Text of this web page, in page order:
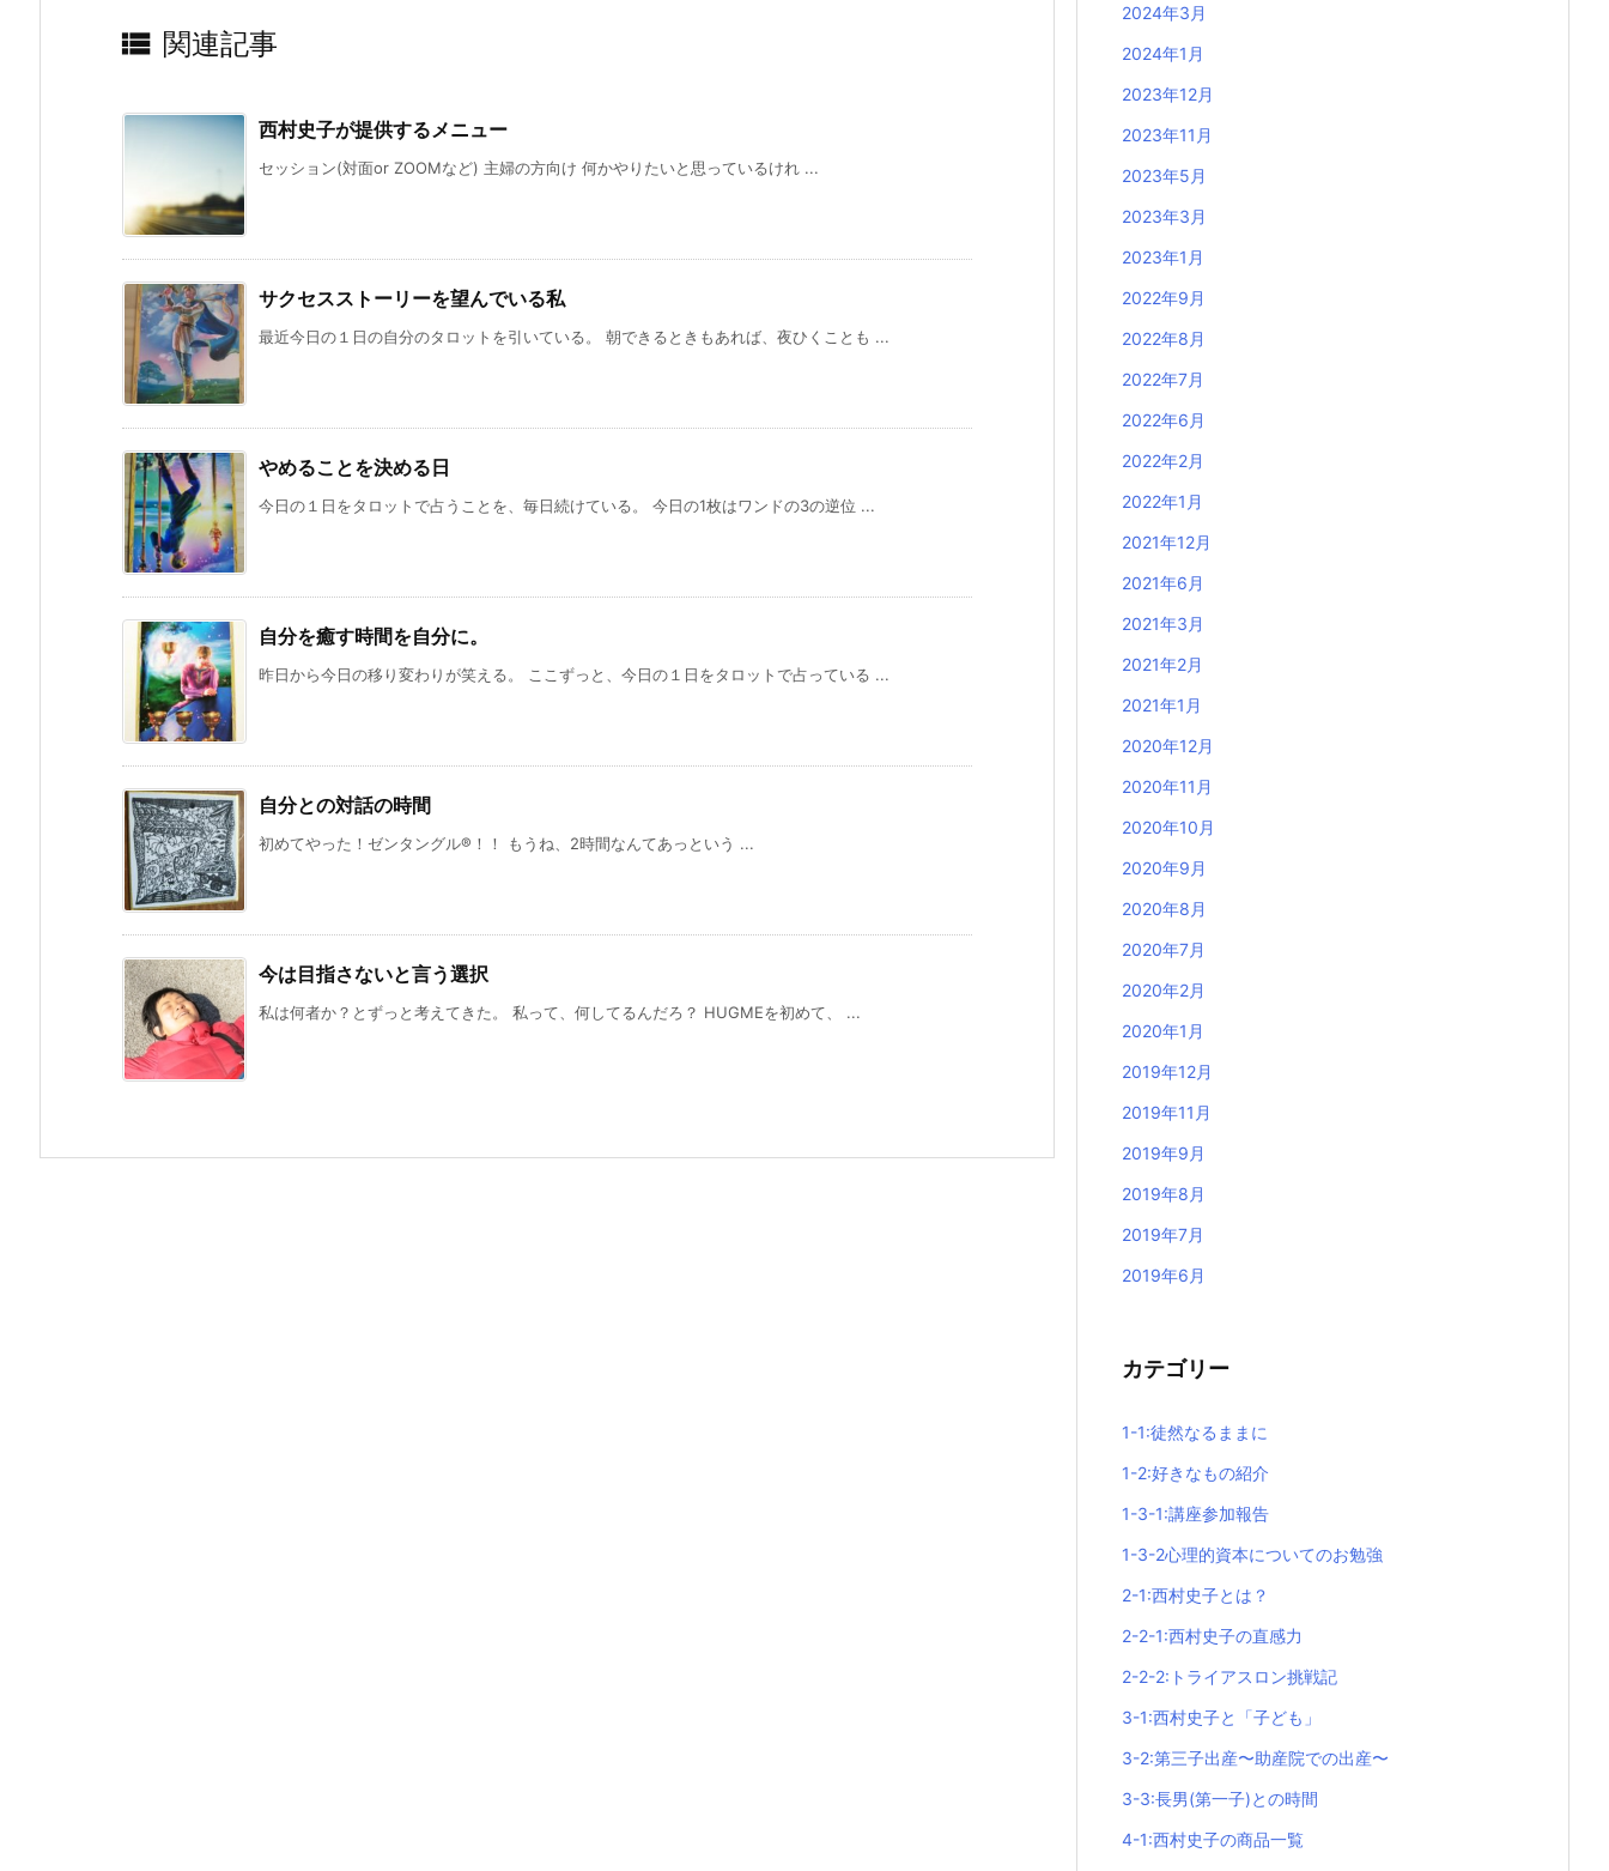
 関連記事
西村史子が提供するメニュー
セッション(対面or ZOOMなど) 主婦の方向け 何かやりたいと思っているけれ ...
サクセスストーリーを望んでいる私
最近今日の１日の自分のタロットを引いている。 朝できるときもあれば、夜ひくことも ...
やめることを決める日
今日の１日をタロットで占うことを、毎日続けている。 今日の1枚はワンドの3の逆位 ...
自分を癒す時間を自分に。
昨日から今日の移り変わりが笑える。 ここずっと、今日の１日をタロットで占っている ...
自分との対話の時間
初めてやった！ゼンタングル®️！！ もうね、2時間なんてあっという ...
今は目指さないと言う選択
私は何者か？とずっと考えてきた。 私って、何してるんだろ？ HUGMEを初めて、 ...
2024年3月
2024年1月
2023年12月
2023年11月
2023年5月
2023年3月
2023年1月
2022年9月
2022年8月
2022年7月
2022年6月
2022年2月
2022年1月
2021年12月
2021年6月
2021年3月
2021年2月
2021年1月
2020年12月
2020年11月
2020年10月
2020年9月
2020年8月
2020年7月
2020年2月
2020年1月
2019年12月
2019年11月
2019年9月
2019年8月
2019年7月
2019年6月
カテゴリー
1-1:徒然なるままに
1-2:好きなもの紹介
1-3-1:講座参加報告
1-3-2心理的資本についてのお勉強
2-1:西村史子とは？
2-2-1:西村史子の直感力
2-2-2:トライアスロン挑戦記
3-1:西村史子と「子ども」
3-2:第三子出産〜助産院での出産〜
3-3:長男(第一子)との時間
4-1:西村史子の商品一覧